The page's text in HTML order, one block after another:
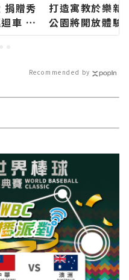
捐贈秀
車 縣
蓮新
速的
打造寓教於樂新
公園將開放體
網站各類新聞－
Recommended by